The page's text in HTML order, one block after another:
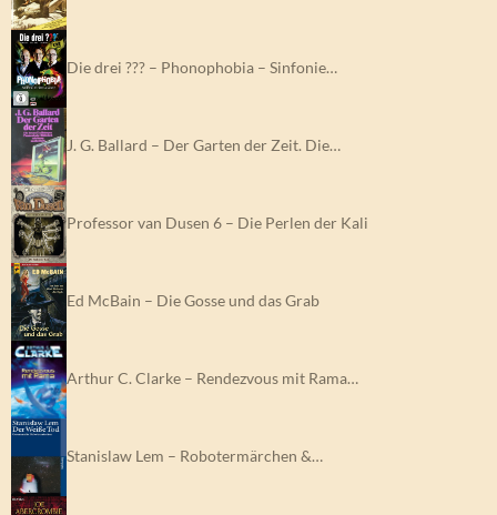
Die drei ??? – Phonophobia – Sinfonie…
J. G. Ballard – Der Garten der Zeit. Die…
Professor van Dusen 6 – Die Perlen der Kali
Ed McBain – Die Gosse und das Grab
Arthur C. Clarke – Rendezvous mit Rama…
Stanislaw Lem – Robotermärchen &…